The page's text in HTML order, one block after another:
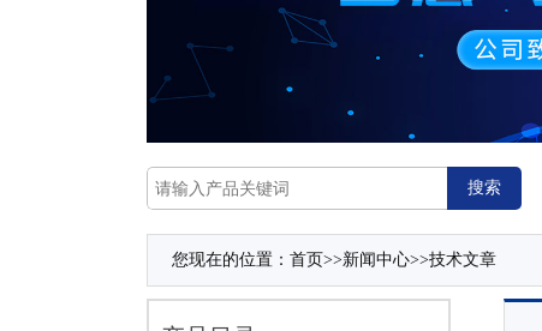
您现在的位置： 首页>>新闻中心>>技术文章